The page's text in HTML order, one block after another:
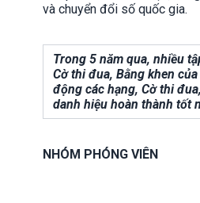
và chuyển đổi số quốc gia.
Trong 5 năm qua, nhiều
Cờ thi đua, Bằng khen
động các hạng, Cờ thi
danh hiệu hoàn thành tốt
NHÓM PHÓNG VIÊN